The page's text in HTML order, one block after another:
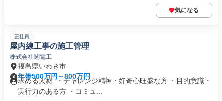
気になる
正社員
屋内線工事の施工管理
株式会社関電工
福島県いわき市
年俸500万円～800万円
求める人材: ・チャレンジ精神・好奇心旺盛な方 ・目的意識・
実行力のある方 ・コミュ...